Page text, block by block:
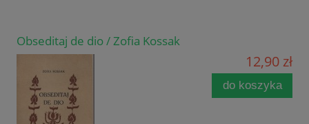
Obseditaj de dio / Zofia Kossak
12,90 zł
do koszyka